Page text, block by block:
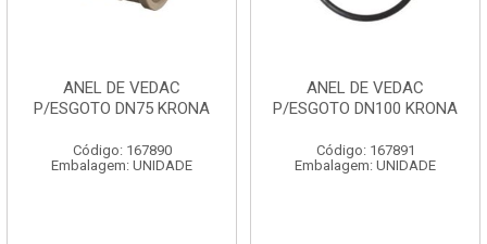
ANEL DE VEDAC
P/ESGOTO DN75 KRONA
Código: 167890
Embalagem: UNIDADE
ANEL DE VEDAC
P/ESGOTO DN100 KRONA
Código: 167891
Embalagem: UNIDADE